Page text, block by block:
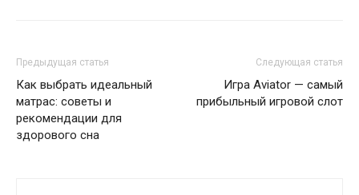
Предыдущая статья
Как выбрать идеальный
матрас: советы и
рекомендации для
здорового сна
Следующая статья
Игра Aviator — самый
прибыльный игровой слот